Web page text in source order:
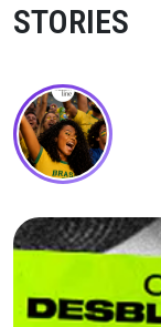
STORIES